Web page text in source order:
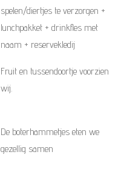
spelen/diertjes te verzorgen +
lunchpakket + drinkfles met
naam + reservekledij
Fruit en tussendoortje voorzien
wij.
De boterhammetjes eten we
gezellig samen